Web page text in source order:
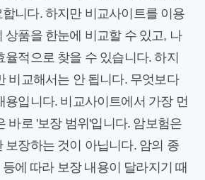
니다. 하지만 비교사이트를 이용
상품을 한눈에 비교할 수 있고, 나
율적으로 찾을 수 있습니다. 하지
비교해서는 안 됩니다. 무엇보다
용입니다. 비교사이트에서 가장 먼
바로 '보장 범위'입니다. 암보험은
보장하는 것이 아닙니다. 암의 종
에 따라 보장 내용이 달라지기 때